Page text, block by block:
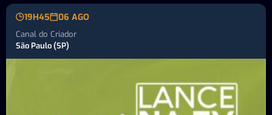
19H45 06 AGO
Canal do Criador
São Paulo (SP)